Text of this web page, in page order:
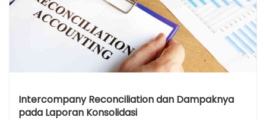
Intercompany Reconciliation dan Dampaknya
pada Laporan Konsolidasi